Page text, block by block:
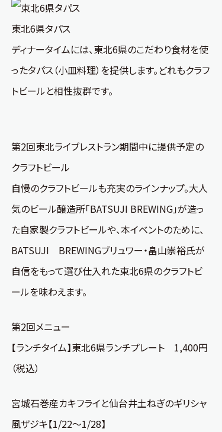
東北6県タパス
ディナータイムには、東北6県のこだわり食材を使
ったタパス（小皿料理）を提供します。どれもクラフ
トビールと相性抜群です。
第2回東北ライブレストラン期間中に提供予定の
クラフトビール
自慢のクラフトビールも充実のラインナップ。大人
気のビール醸造所「BATSUJI BREWING」が造っ
た自家製クラフトビールや、本イベントのために、
BATSUJI BREWINGブリュワー・畠山崇裕氏が
自信をもって選び仕入れた東北6県のクラフトビ
ールを味わえます。
第2回メニュー
【ランチタイム】東北6県ランチプレート 1,400円
（税込）
宮城石巻産カキフライと仙台井土ねぎのギリシャ
風ザジキ【1/22～1/28】